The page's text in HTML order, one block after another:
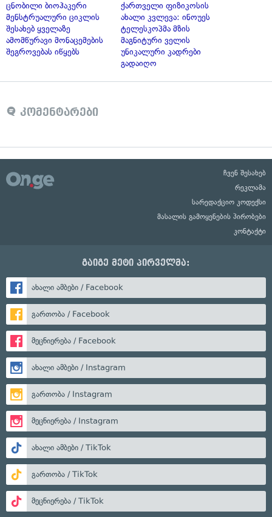
ცნობილი ბიოჰაკერი
მენსტრუალური ციკლის
შესახებ ყველაზე
ამომწურავი მონაცემების
შეგროვებას იწყებს
ქართველი ფიზიკოსის
ახალი კვლევა: ინოუეს
ტელესკოპმა მზის
მაგნიტური ველის
უნიკალური კადრები
გადაიღო
კომენტარები
ჩვენ შესახებ
რეკლამა
სარედაქციო კოდექსი
მასალის გამოყენების პირობები
კონტაქტი
გაიგე მეტი პირველმა:
ახალი ამბები / Facebook
გართობა / Facebook
მეცნიერება / Facebook
ახალი ამბები / Instagram
გართობა / Instagram
მეცნიერება / Instagram
ახალი ამბები / TikTok
გართობა / TikTok
მეცნიერება / TikTok